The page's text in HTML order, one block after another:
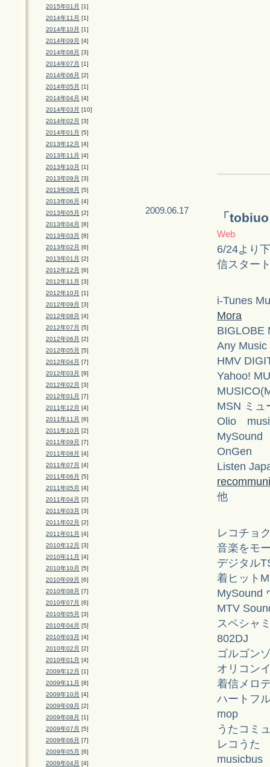
2015年01月 [1]
2014年11月 [1]
2014年10月 [1]
2014年09月 [4]
2014年08月 [3]
2014年07月 [1]
2014年06月 [2]
2014年05月 [1]
2014年04月 [4]
2014年03月 [10]
2014年02月 [3]
2014年01月 [5]
2013年12月 [4]
2013年11月 [4]
2013年10月 [1]
2013年09月 [3]
2013年08月 [5]
2013年06月 [4]
2013年05月 [2]
2013年04月 [8]
2013年03月 [8]
2013年02月 [6]
2013年01月 [2]
2012年12月 [6]
2012年11月 [3]
2012年10月 [1]
2012年09月 [3]
2012年08月 [4]
2012年07月 [5]
2012年06月 [2]
2012年05月 [5]
2012年04月 [7]
2012年03月 [9]
2012年02月 [3]
2012年01月 [7]
2011年12月 [4]
2011年11月 [6]
2011年10月 [2]
2011年09月 [7]
2011年08月 [4]
2011年07月 [4]
2011年06月 [5]
2011年05月 [4]
2011年04月 [2]
2011年03月 [3]
2011年02月 [2]
2011年01月 [4]
2010年12月 [3]
2010年11月 [4]
2010年10月 [5]
2010年09月 [6]
2010年08月 [7]
2010年07月 [6]
2010年05月 [3]
2010年04月 [5]
2010年03月 [4]
2010年02月 [2]
2010年01月 [4]
2009年12月 [1]
2009年11月 [8]
2009年10月 [4]
2009年09月 [2]
2009年08月 [1]
2009年07月 [5]
2009年06月 [7]
2009年05月 [6]
2009年04月 [4]
2009.06.17
「
Web
6/24より
信スター
i-Tunes
Mora
BIGLOBE
Any Music
HMV
Yahoo!
MSN ミュ
Olio
MySound
OnGen
Listen
recommuni
他
レコチョ
音楽をモ
デジタル
着ヒット
MySound
MTV
スペシャ
802DJ
ゴルゴン
オリコン
着信メロ
ハートフ
mop
うたコミ
レコうた
musicbus